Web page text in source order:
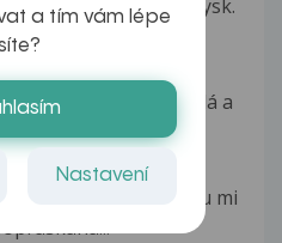
natekl pravý stydky pysk.
u kořene jazyka
dny mě trápí nateklá a
po pohlavním styku mi
a tím vám lépe
Nastavení